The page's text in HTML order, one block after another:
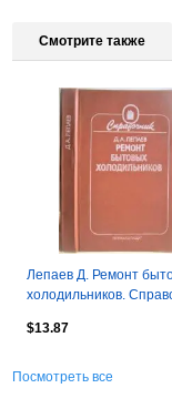
Смотрите также
Лепаев Д. Ремонт
холодильников.
$13.87
Посмотреть все